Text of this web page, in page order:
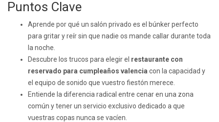
Puntos Clave
Aprende por qué un salón privado es el búnker perfecto
para gritar y reír sin que nadie os mande callar durante toda
la noche.
Descubre los trucos para elegir el restaurante con
reservado para cumpleaños valencia con la capacidad y
el equipo de sonido que vuestro fiestón merece.
Entiende la diferencia radical entre cenar en una zona
común y tener un servicio exclusivo dedicado a que
vuestras copas nunca se vacíen.